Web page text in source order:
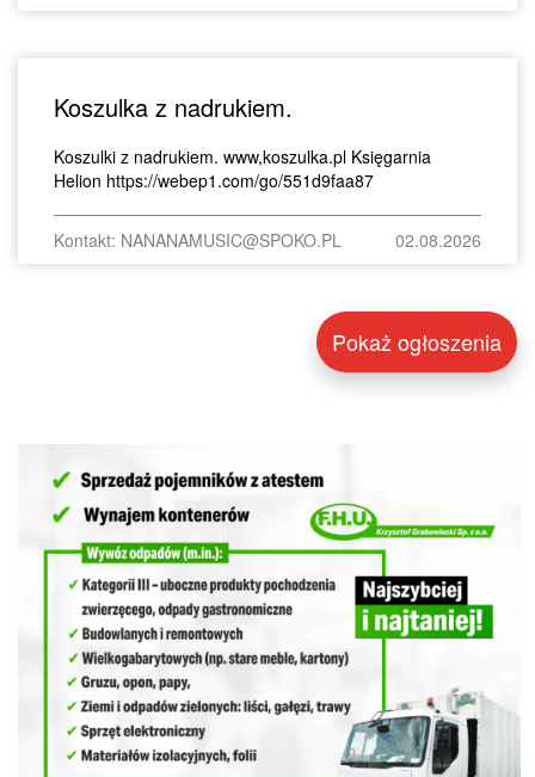
Koszulka z nadrukiem.
Koszulki z nadrukiem. www,koszulka.pl Księgarnia
Helion https://webep1.com/go/551d9faa87
Kontakt: NANANAMUSIC@SPOKO.PL 02.08.2026
Pokaż ogłoszenia